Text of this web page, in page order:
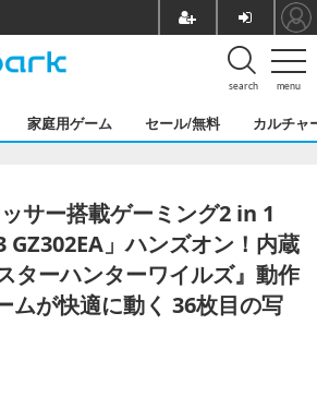
menu
search
家庭用ゲーム セール/無料 カルチャ
サー搭載ゲーミング2 in 1
GZ302EA」ハンズオン！内蔵
ターハンターワイルズ』動作
ムが快適に動く 36枚目の写